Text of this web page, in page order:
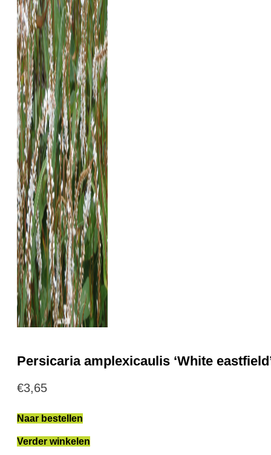
Persicaria amplexicaulis ‘White
€3,65
Naar bestellen
Verder winkelen